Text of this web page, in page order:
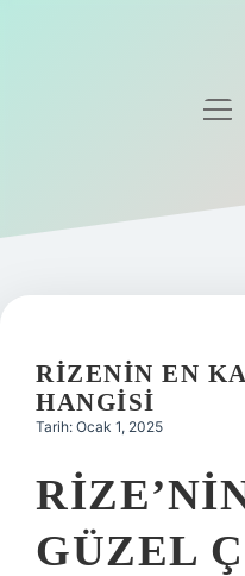
Gizlilik Politikası
Yasal Uyarı
RIZENIN EN
HANGISI
Tarih: Ocak 1, 2025
GÜZEL